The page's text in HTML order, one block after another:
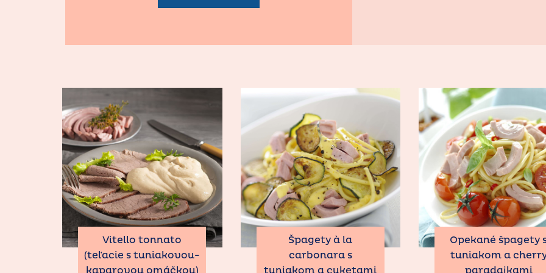
Vitello tonnato
(teľacie s tuniakovou-
Špagety à la
carbonara s
Opekané špagety
tuniakom a